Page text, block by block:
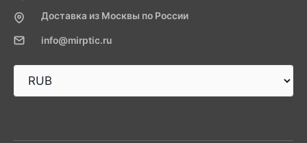
Доставка из Москвы по России
info@mirptic.ru